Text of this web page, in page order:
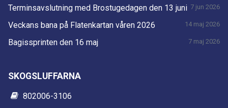
Terminsavslutning med Brostugedagen den 13 juni 7 jun 2026
Veckans bana på Flatenkartan våren 2026 14 maj 2026
Bagissprinten den 16 maj 7 maj 2026
SKOGSLUFFARNA
802006-3106